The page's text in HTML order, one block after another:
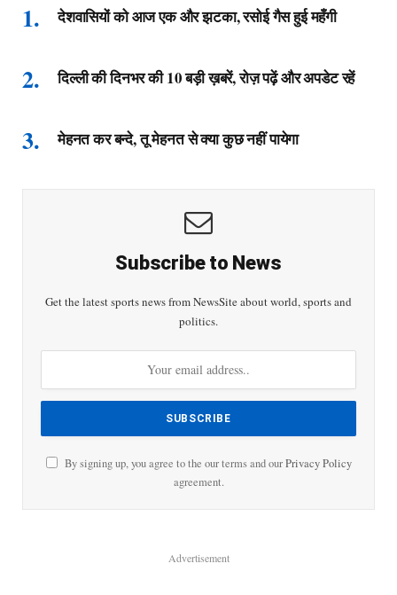
देशवासियों को आज एक और झटका, रसोई गैस हुई महँगी
दिल्ली की दिनभर की 10 बड़ी ख़बरें, रोज़ पढ़ें और अपडेट रहें
मेहनत कर बन्दे, तू मेहनत से क्या कुछ नहीं पायेगा
Subscribe to News
Get the latest sports news from NewsSite about world, sports and
politics.
By signing up, you agree to the our terms and ourPrivacy Policy
agreement.
Advertisement